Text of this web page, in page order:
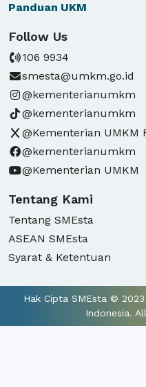
Panduan UKM
Follow Us
106 9934
smesta@umkm.go.id
@kementerianumkm
@kementerianumkm
@Kementerian UMKM
@kementerianumkm
@Kementerian UMKM
Tentang Kami
Tentang SMEsta
ASEAN SMEsta
Syarat & Ketentuan
Hak Cipta SMEsta ©
Indonesia.